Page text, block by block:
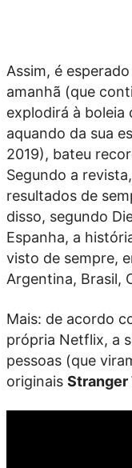
Assim, é
amanhã (que
explodirá à boleia
aquando da sua
2019), bateu
Segundo a revista,
resultados de
disso, segundo
Espanha, a
visto de sempre,
Argentina, Brasil,
Mais: de acordo
própria Netflix, a
pessoas (que
originais Stranger